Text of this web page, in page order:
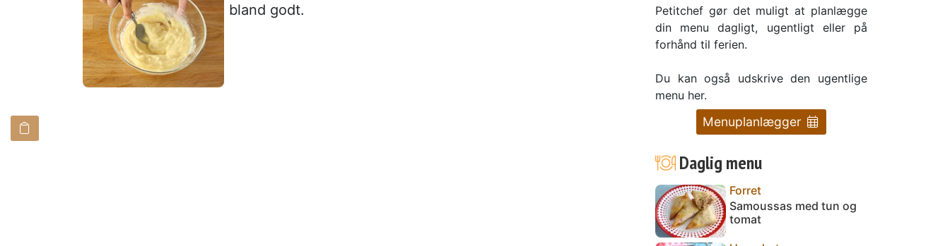
bland godt.
Petitchef gør det muligt at planlægge
din menu dagligt, ugentligt eller på
forhånd til ferien.
Du kan også udskrive den ugentlige
menu her.
Menuplanlægger
Daglig menu
Forret
Samoussas med tun og
tomat